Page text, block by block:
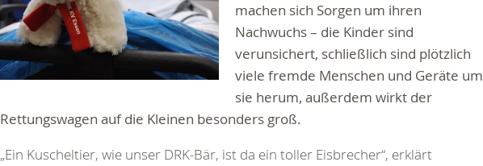
machen sich Sorgen um ihren
Nachwuchs – die Kinder sind
verunsichert, schließlich sind plötzlich
viele fremde Menschen und Geräte um
sie herum, außerdem wirkt der
Rettungswagen auf die Kleinen besonders groß.
„Ein Kuscheltier, wie unser DRK-Bär, ist da ein toller Eisbrecher“, erklärt